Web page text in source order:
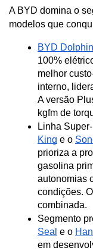
A BYD domina o
modelos que
BYD Dolphin
100%
melhor
interno,
A versão
kgfm de
Linha
King e o
prioriza a
gasolina
autonomias
condições.
combinada.
Segmento
Seal e o Han
em